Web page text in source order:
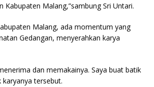
Malang,”sambung Sri Untari.
Malang, ada momentum yang
Gedangan, menyerahkan karya
dan memakainya. Saya buat batik
tersebut.